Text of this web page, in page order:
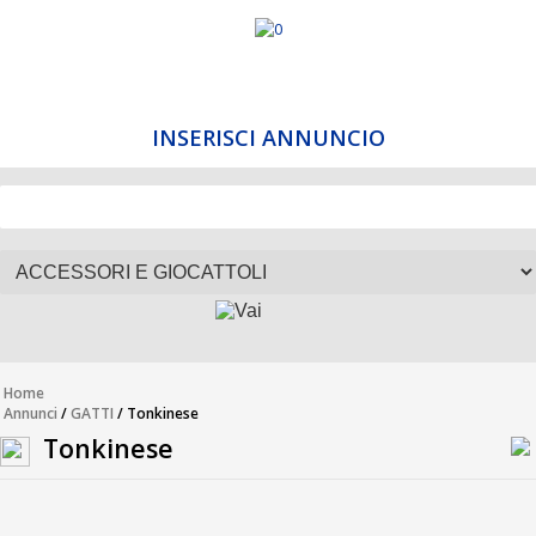
INSERISCI ANNUNCIO
Home
Annunci /GATTI / Tonkinese
Tonkinese